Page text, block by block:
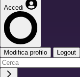
Accedi
Modifica profilo Logout